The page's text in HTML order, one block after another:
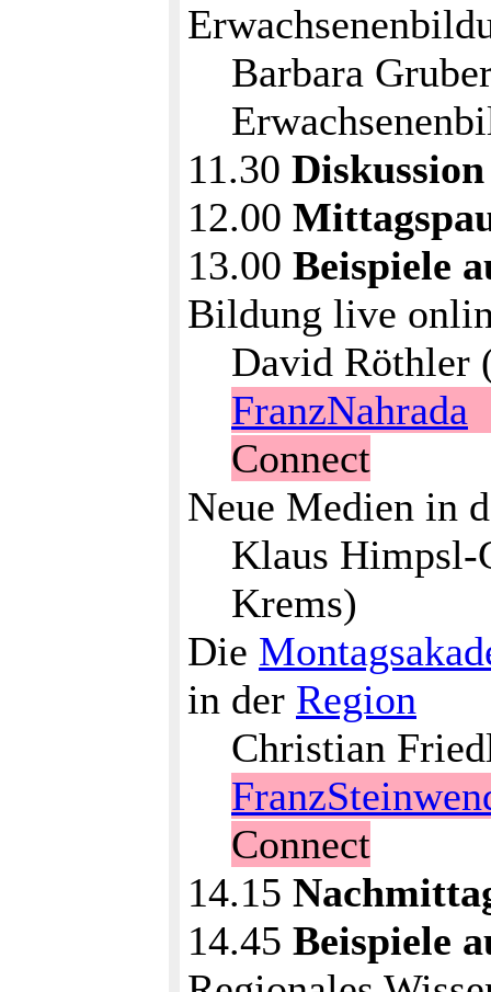
Barbara
11.30 Diskussion
12.00
13.00 Beispiele
Bildung live
David Röthler
FranzNahrada
Connect
Neue Medien in
Klaus Himpsl-
Krems)
Die
in der Region
Christian
Connect
14.15
14.45 Beispiele